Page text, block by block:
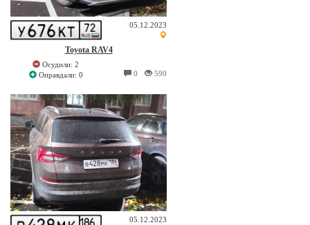
05.12.2023
Toyota RAV4
Осудили: 2
Оправдали: 0
590
0
05.12.2023